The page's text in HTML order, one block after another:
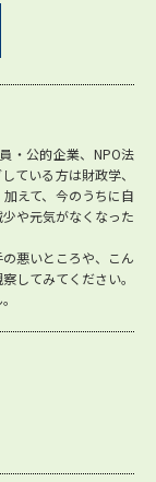
・公的企業、NPO法
ている方は財政学、
えて、今のうちに自
や元気がなくなった
悪いところや、こん
してみてください。